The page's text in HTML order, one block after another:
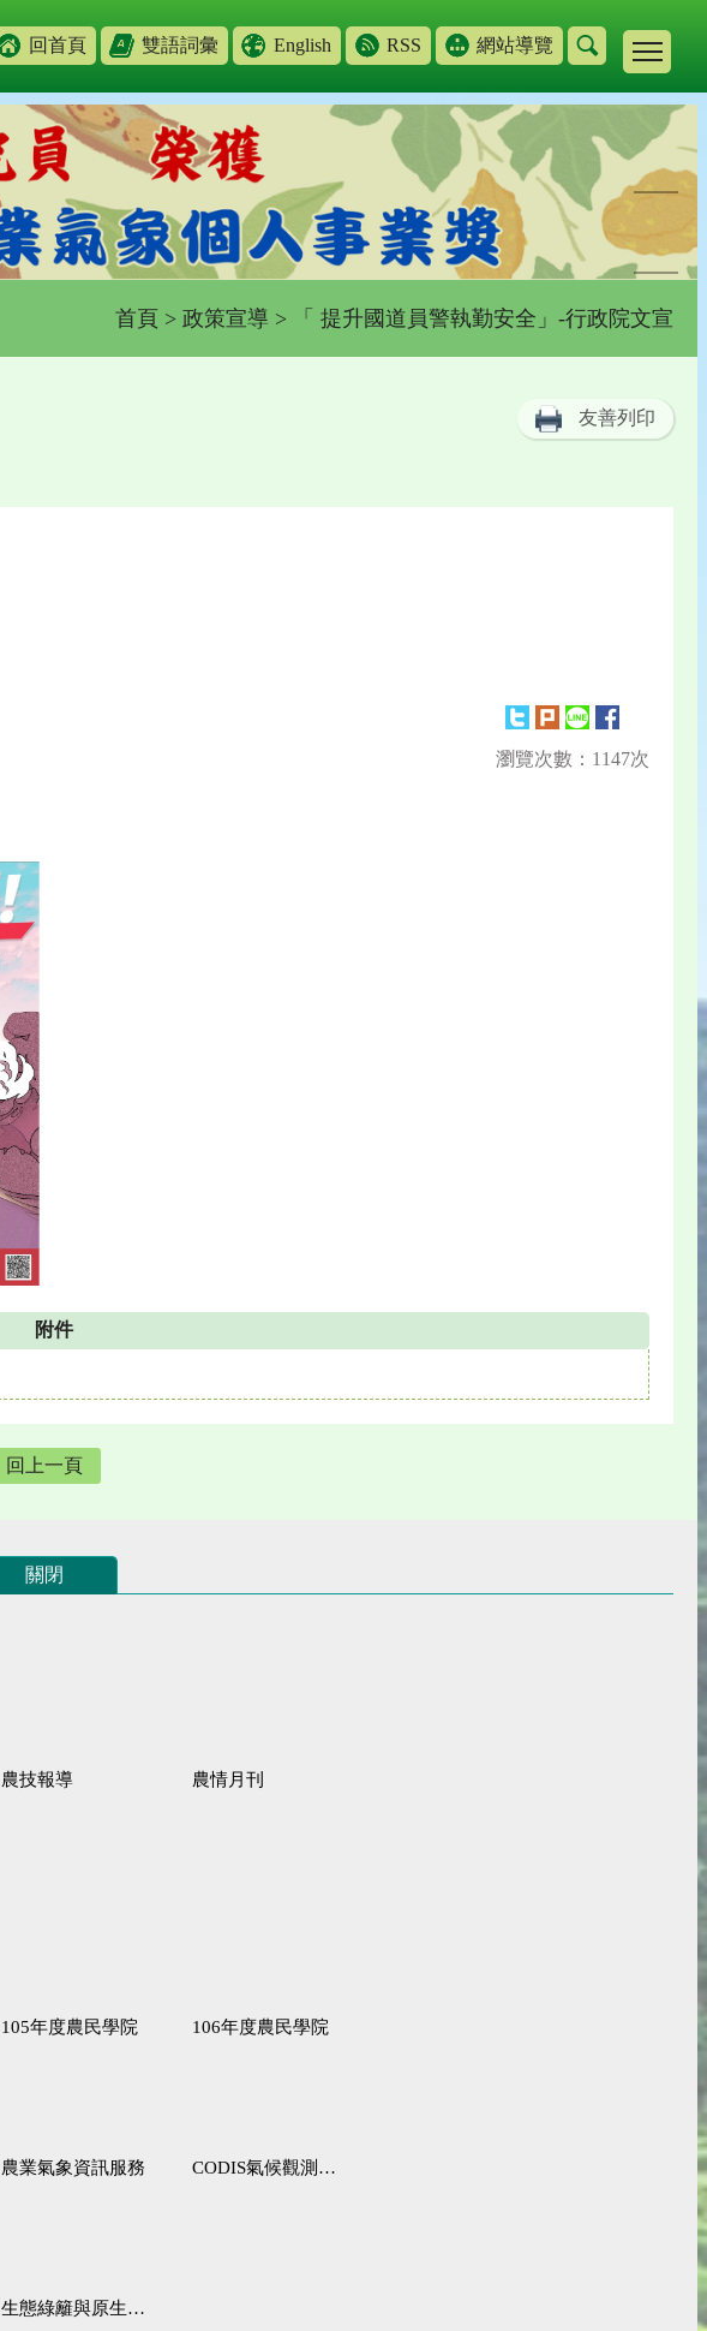
回首頁 雙語詞彙 English RSS 網站導覽
首頁 > 政策宣導 > 「 提升國道員警執勤安全」-行政院文宣
友善列印
瀏覽次數：1147次
附件
回上一頁
關閉
農技報導 農情月刊
105年度農民學院 106年度農民學院
農業氣象資訊服務 CODIS氣候觀測資料查詢服務
生態綠籬與原生野花植生毯